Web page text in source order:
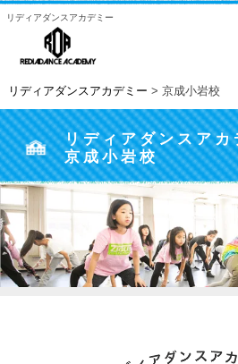
リディアダンスアカデミー
リディアダンスアカデミー > 京成小岩校
リディアダンスアカ
京成小岩校